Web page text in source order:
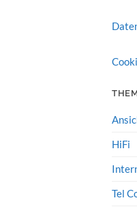
HiFi
Tel